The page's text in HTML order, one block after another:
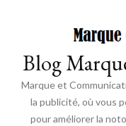
Blog
Marque et
la publicité, où vous
pour améliorer la